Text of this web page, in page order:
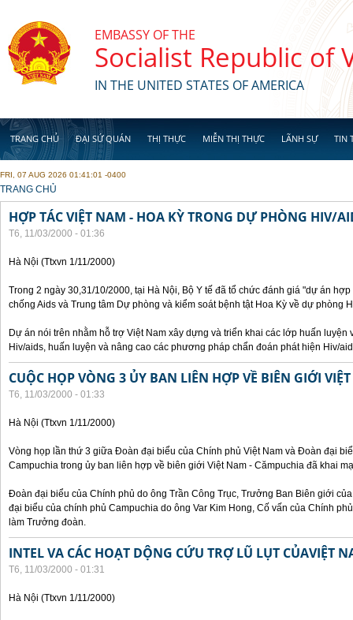
EMBASSY OF THE
Socialist Republic of
IN THE UNITED STATES OF AMERICA
TRANG CHỦ ĐẠI SỨ QUÁN THỊ THỰC MIỄN THỊ THỰC LÃNH SỰ TIN
FRI, 07 AUG 2026 01:41:01 -0400
YOU ARE HERE
TRANG CHỦ
HỢP TÁC VIỆT NAM - HOA KỲ TRONG DỰ PHÒNG HIV/
T6, 11/03/2000 - 01:36
Hà Nội (Ttxvn 1/11/2000)
Trong 2 ngày 30,31/10/2000, tại Hà Nội, Bộ Y tế đã tổ chức đánh giá "dự án
chống Aids và Trung tâm Dự phòng và kiểm soát bệnh tật Hoa Kỳ về dự phòng
Dự án nói trên nhằm hỗ trợ Việt Nam xây dựng và triển khai các lớp huấn luyện
Hiv/aids, huấn luyện và nâng cao các phương pháp chẩn đoán phát hiện Hiv/
CUỘC HỌP VÒNG 3 ỦY BAN LIÊN HỢP VỀ BIÊN GIỚI
T6, 11/03/2000 - 01:33
Hà Nội (Ttxvn 1/11/2000)
Vòng họp lần thứ 3 giữa Đoàn đại biểu của Chính phủ Việt Nam và Đoàn đại
Campuchia trong ủy ban liên hợp về biên giới Việt Nam - Cămpuchia đã khai
Đoàn đại biểu của Chính phủ do ông Trần Công Trục, Trưởng Ban Biên giới
đại biểu của chính phủ Campuchia do ông Var Kim Hong, Cố vấn của Chính
làm Trưởng đoàn.
INTEL VA CÁC HOẠT DỘNG CỨU TRỢ LŨ LỤT CỦAVIỆT
T6, 11/03/2000 - 01:31
Hà Nội (Ttxvn 1/11/2000)